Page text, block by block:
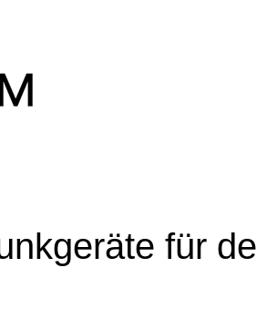
für